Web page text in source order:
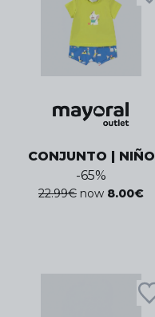
CONJUNTO | NIÑO
-65%
22.99€ now 8.00€